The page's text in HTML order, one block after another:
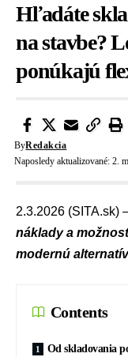
Hľadáte
na stavbe?
ponúkajú
Naposledy aktualizované: 2.
ByRedakcia
2.3.2026 (SITA.sk)
náklady a
modernú
Contents
Od skladovania